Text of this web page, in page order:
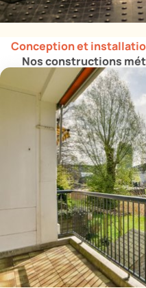
Nos constructions
Conception et